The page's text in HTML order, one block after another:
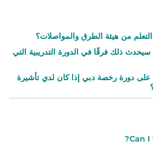
من هيئة الطرق والمواصلات؟
ذلك فرقًا في الدورة التدريبية التي
دورة رخصة دبي إذا كان لدي تأشيرة
Can I